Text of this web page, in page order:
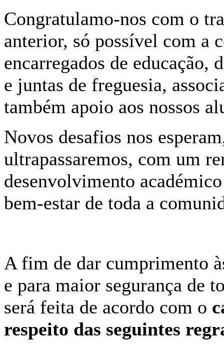
Congratulamo-nos com o
anterior, só possível com a
encarregados de educação,
e juntas de freguesia,
também apoio aos nossos
Novos desafios nos
ultrapassaremos, com um
desenvolvimento
bem-estar de toda a
A fim de dar cumprimento
e para maior segurança de
será feita de acordo com o
respeito das seguintes